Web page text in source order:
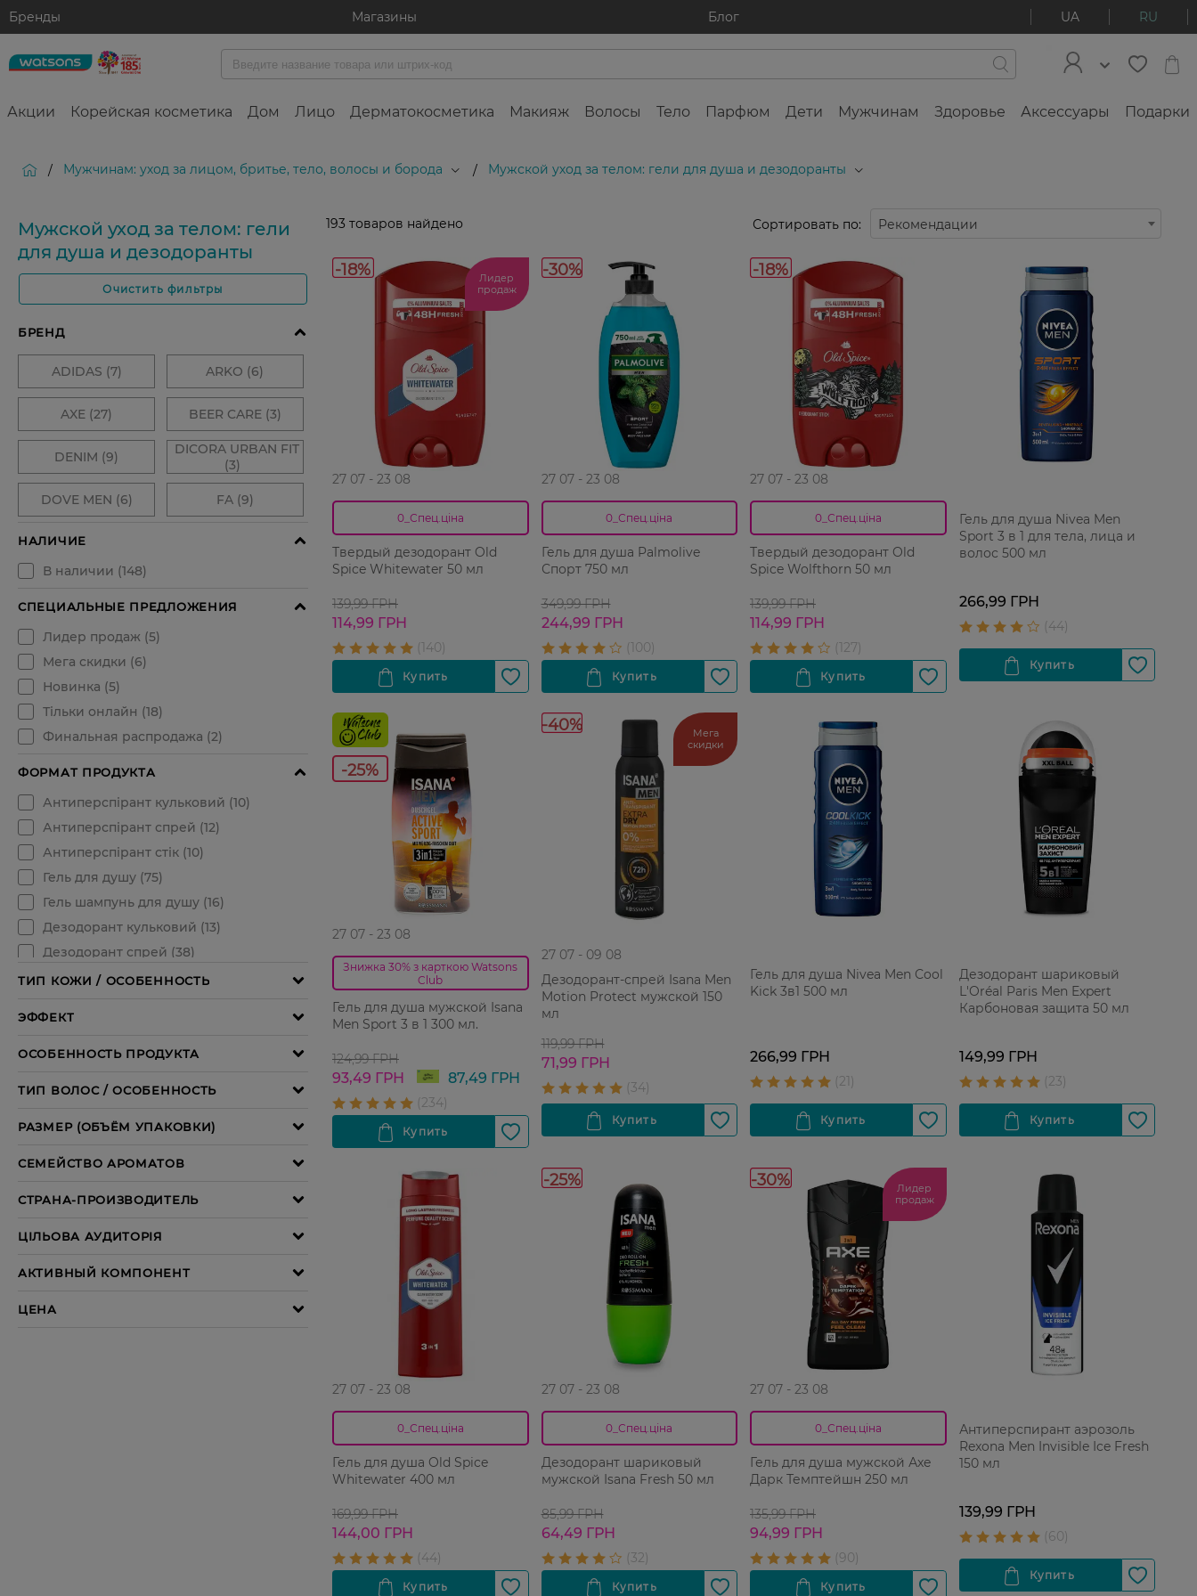
Бренды Магазины Блог UA RU
Акции Корейская косметика Дом Лицо Дерматокосметика Макияж Волосы Тело Парфюм Дети Мужчинам Здоровье Аксессуары Подарки
/ Мужчинам: уход за лицом, бритье, тело, волосы и борода / Мужской уход за телом: гели для душа и дезодоранты
Мужской уход за телом: гели
для душа и дезодоранты
Очистить фильтры
193 товаров найдено Сортировать по: Рекомендации
-18%
Лидер
продаж
27 07 - 23 08
0_Спец.ціна
Твердый дезодорант Old
Spice Whitewater 50 мл
139,99 ГРН
114,99 ГРН
-30%
27 07 - 23 08
0_Спец.ціна
Гель для душа Palmolive
Спорт 750 мл
349,99 ГРН
244,99 ГРН
-18%
27 07 - 23 08
0_Спец.ціна
Твердый дезодорант Old
Spice Wolfthorn 50 мл
139,99 ГРН
114,99 ГРН
Гель для душа Nivea Men
Sport 3 в 1 для тела, лица и
волос 500 мл
266,99 ГРН
-25%
27 07 - 23 08
Знижка 30% з карткою Watsons
Club
Гель для душа мужской Isana
Men Sport 3 в 1 300 мл.
124,99 ГРН
93,49 ГРН 87,49 ГРН
-40%
Мега
скидки
27 07 - 09 08
Дезодорант-спрей Isana Men
Motion Protect мужской 150
мл
119,99 ГРН
71,99 ГРН
Гель для душа Nivea Men Сool
Kick 3в1 500 мл
266,99 ГРН
Дезодорант шариковый
L'Oréal Paris Men Expert
Карбоновая защита 50 мл
149,99 ГРН
27 07 - 23 08
0_Спец.ціна
Гель для душа Old Spice
Whitewater 400 мл
169,99 ГРН
144,00 ГРН
-25%
27 07 - 23 08
0_Спец.ціна
Дезодорант шариковый
мужской Isana Fresh 50 мл
85,99 ГРН
64,49 ГРН
-30%
Лидер
продаж
27 07 - 23 08
0_Спец.ціна
Гель для душа мужской Аxe
Дарк Темптейшн 250 мл
135,99 ГРН
94,99 ГРН
Антиперспирант аэрозоль
Rexona Men Invisible Ice Fresh
150 мл
139,99 ГРН